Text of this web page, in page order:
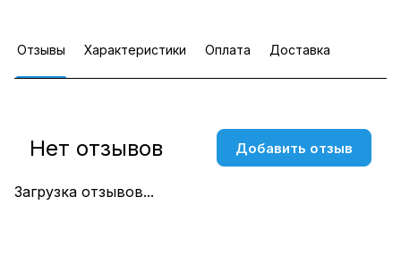
Отзывы Характеристики Оплата Доставка
Загрузка отзывов...
Нет отзывов Добавить отзыв